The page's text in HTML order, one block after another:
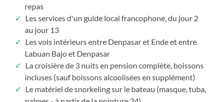
repas
Les services d'un guide local francophone, du jour 2
au jour 13
Les vols intérieurs entre Denpasar et Ende et entre
Labuan Bajo et Denpasar
La croisière de 3 nuits en pension complète, boissons
incluses (sauf boissons alcoolisées en supplément)
Le matériel de snorkeling sur le bateau (masque, tuba,